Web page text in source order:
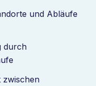
und Abläufe
durch
zwischen